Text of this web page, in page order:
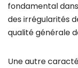
fondamental
des irrégularités
qualité générale
Une autre